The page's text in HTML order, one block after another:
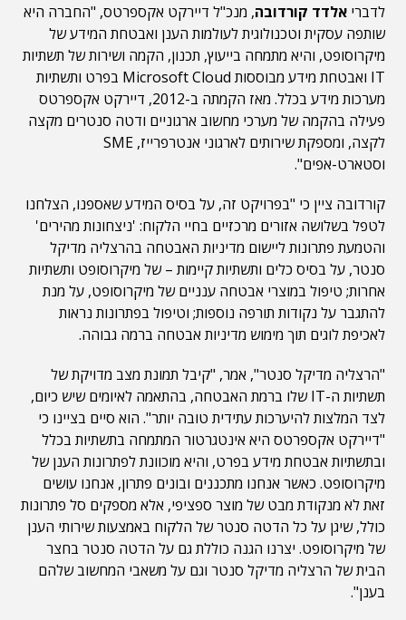
לדברי אלדד קורדובה, מנכ"ל דיירקט אקספרטס, "החברה היא
שותפה עסקית וטכנולוגית לעולמות הענן ואבטחת המידע של
מיקרוסופט, והיא מתמחה בייעוץ, תכנון, הקמה ושירות של תשתיות
IT ואבטחת מידע מבוססות Microsoft Cloud בפרט ותשתיות
מערכות מידע בכלל. מאז הקמתה ב-2012, דיירקט אקספרטס
פעילה בהקמה של מערכי מחשוב ארגוניים ודטה סנטרים מקצה
לקצה, ומספקת שירותים לארגוני אנטרפרייז, SME
וסטארט-אפים".
קורדובה ציין כי "בפרויקט זה, על בסיס המידע שאספנו, הצלחנו
לטפל בשלושה אזורים מרכזיים בחיי הלקוח: 'ניצחונות מהירים'
והטמעת פתרונות ליישום מדיניות האבטחה בהרצליה מדיקל
סנטר, על בסיס כלים ותשתיות קיימות – של מיקרוסופט ותשתיות
אחרות; טיפול במוצרי אבטחה ענניים של מיקרוסופט, על מנת
להתגבר על נקודות תורפה נוספות; וטיפול בפתרונות נראות
לאכיפת לוגים תוך מימוש מדיניות אבטחה ברמה גבוהה.
"הרצליה מדיקל סנטר", אמר, "קיבל תמונת מצב מדויקת של
תשתיות ה-IT שלו ברמת האבטחה, בהתאמה לאיומים שיש כיום,
לצד המלצות להיערכות עתידית טובה יותר". הוא סיים בציינו כי
"דיירקט אקספרטס היא אינטגרטור המתמחה בתשתיות בכלל
ובתשתיות אבטחת מידע בפרט, והיא מוכוונת לפתרונות הענן של
מיקרוסופט. כאשר אנחנו מתכננים ובונים פתרון, אנחנו עושים
זאת לא מנקודת מבט של מוצר ספציפי, אלא מספקים סל פתרונות
כולל, שיגן על כל הדטה סנטר של הלקוח באמצעות שירותי הענן
של מיקרוסופט. יצרנו הגנה כוללת גם על הדטה סנטר בחצר
הבית של הרצליה מדיקל סנטר וגם על משאבי המחשוב שלהם
בענן".